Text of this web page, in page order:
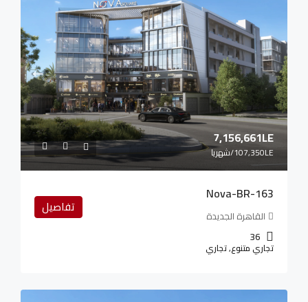
7,156,661LE
107,350LE/شهريا
Nova-BR-163
القاهرة الجديدة
36
تجاري متنوع, تجاري
تفاصيل